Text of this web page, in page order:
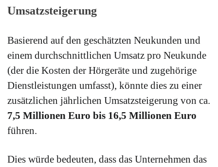
Umsatzsteigerung
Basierend auf den geschätzten Neukunden und
einem durchschnittlichen Umsatz pro Neukunde
(der die Kosten der Hörgeräte und zugehörige
Dienstleistungen umfasst), könnte dies zu einer
zusätzlichen jährlichen Umsatzsteigerung von ca.
7,5 Millionen Euro bis 16,5 Millionen Euro
führen.
Dies würde bedeuten, dass das Unternehmen das